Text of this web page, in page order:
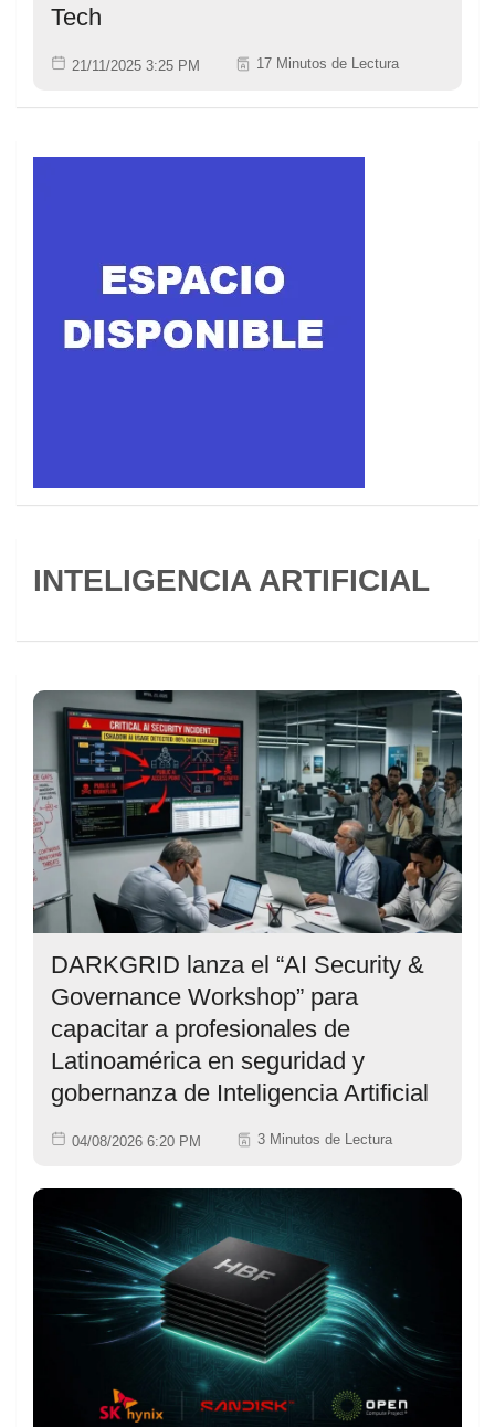
Tech
21/11/2025 3:25 PM 17 Minutos de Lectura
INTELIGENCIA ARTIFICIAL
DARKGRID lanza el “AI Security &
Governance Workshop” para
capacitar a profesionales de
Latinoamérica en seguridad y
gobernanza de Inteligencia Artificial
04/08/2026 6:20 PM 3 Minutos de Lectura